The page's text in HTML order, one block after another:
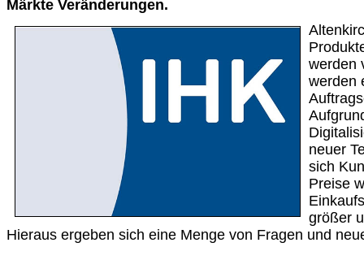
Märkte Veränderungen.
werden
werden
neuer
sich
Preise
größer
Hieraus ergeben sich eine Menge von Fragen und